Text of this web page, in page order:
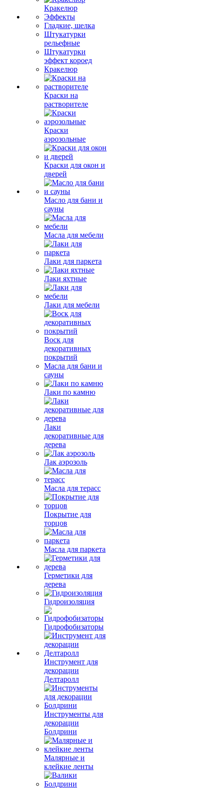
Кракелюр
Эффекты
Гладкие, шелка
Штукатурки
рельефные
Штукатурки
эффект короед
Кракелюр
Краски на
растворителе
Краски
аэрозольные
Краски для окон и
дверей
Масло для бани и
сауны
Масла для мебели
Лаки для паркета
Лаки яхтные
Лаки для мебели
Воск для
декоративных
покрытий
Масла для бани и
сауны
Лаки по камню
Лаки
декоративные для
дерева
Лак аэрозоль
Масла для терасс
Покрытие для
торцов
Масла для паркета
Герметики для
дерева
Гидроизоляция
Гидрофобизаторы
Инструмент для
декорации
Делтаролл
Инструменты для
декорации
Болдрини
Малярные и
клейкие ленты